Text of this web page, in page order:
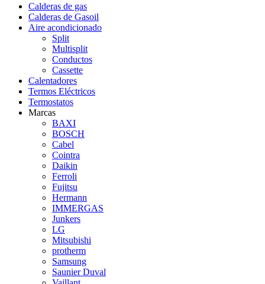
Calderas de gas
Calderas de Gasoil
Aire acondicionado
Split
Multisplit
Conductos
Cassette
Calentadores
Termos Eléctricos
Termostatos
Marcas
BAXI
BOSCH
Cabel
Cointra
Daikin
Ferroli
Fujitsu
Hermann
IMMERGAS
Junkers
LG
Mitsubishi
protherm
Samsung
Saunier Duval